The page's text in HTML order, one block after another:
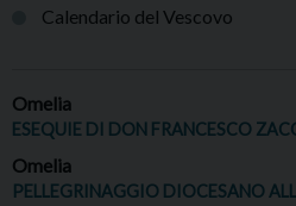
Calendario del Vescovo
Omelia
ESEQUIE DI DON FRANCESCO
Omelia
PELLEGRINAGGIO DIOCESANO